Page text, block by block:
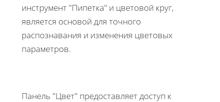
инструмент "Пипетка" и цветовой круг,
является основой для точного
распознавания и изменения цветовых
параметров.
Панель "Цвет" предоставляет доступ к